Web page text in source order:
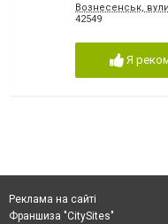
Вознесенськ,
42549
Я
Реклама на сайті
Франшиза "CitySites"